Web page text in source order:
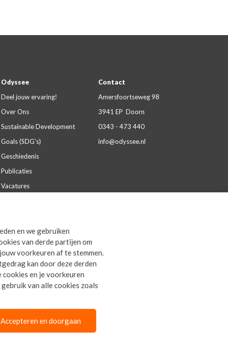
en we gebruiken
van derde partijen om
voorkeuren af te stemmen.
kan door deze derden
en je voorkeuren
van alle cookies zoals
Accepteren en doorgaan
Odyssee
Deel jouw ervaring!
Over Ons
Sustainable Development
Goals (SDG's)
Geschiedenis
Publicaties
Vacatures
Leveringsvoorwaarden
Privacy Statement
Contact
Amersfoortseweg 98
3941 EP Doorn
0343 - 473 440
info@odyssee.nl